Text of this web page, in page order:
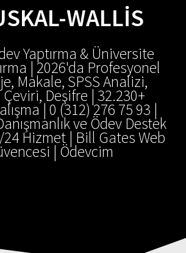
WALLIS
Yaptırma & Üniversite
| 2026'da Profesyonel
Makale, SPSS Analizi,
Deşifre | 32.230+
| 0 (312) 276 75 93 |
ve Ödev Destek
Hizmet | Bill Gates Web
| Ödevcim